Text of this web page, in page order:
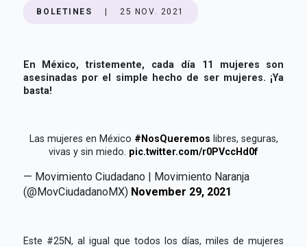
BOLETINES 25 NOV. 2021
En México, tristemente, cada día 11 mujeres son
asesinadas por el simple hecho de ser mujeres. ¡Ya
basta!
Las mujeres en México #NosQueremos libres, seguras,
vivas y sin miedo. pic.twitter.com/r0PVccHd0f
— Movimiento Ciudadano | Movimiento Naranja
(@MovCiudadanoMX) November 29, 2021
Este #25N, al igual que todos los días, miles de mujeres